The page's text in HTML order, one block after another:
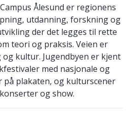
Ålesund er regionens
utdanning, forskning og
der det legges til rette
teori og praksis. Veien er
kultur. Jugendbyen er kjent
med nasjonale og
plakaten, og kulturscener
og show.